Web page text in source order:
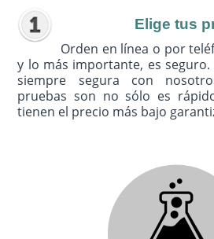
Elige tus
Orden en línea o por
y lo más importante, es
siempre segura con
pruebas son no sólo es
tienen el precio más bajo